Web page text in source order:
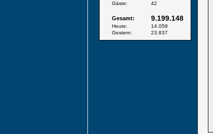
Gäste:
42
Gesamt: 9.199.148
Heute:
14.059
Gestern:
23.837